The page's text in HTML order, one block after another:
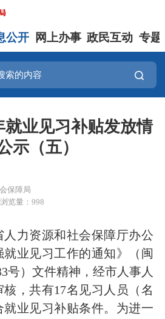
公开 网上办事 政民互动 专题
就业见习补贴发放情
示（五）
保障局
浏览量：998
力资源和社会保障厅办公
业见习工作的通知》（闽
号）文件精神，经市人事人
，共有17名见习人员（名
业见习补贴条件。为进一